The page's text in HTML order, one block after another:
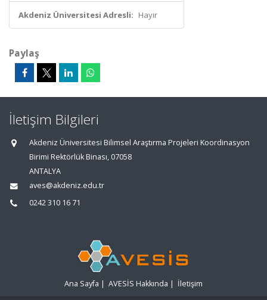
Akdeniz Üniversitesi Adresli: Hayır
Paylaş
İletişim Bilgileri
Akdeniz Üniversitesi Bilimsel Araştırma Projeleri Koordinasyon
Birimi Rektörlük Binası, 07058
ANTALYA
aves@akdeniz.edu.tr
0242 310 16 71
Ana Sayfa | AVESİS Hakkında | İletişim